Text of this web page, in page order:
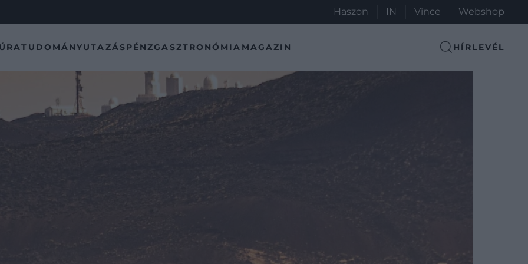
Haszon IN Vince Webshop
TUDOMÁNYUTAZÁSPÉNZGASZTRONÓMIA MAGAZIN HÍRLEVÉL